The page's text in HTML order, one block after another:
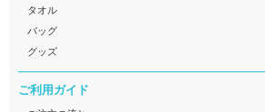
タオル
バッグ
グッズ
ご利用ガイド